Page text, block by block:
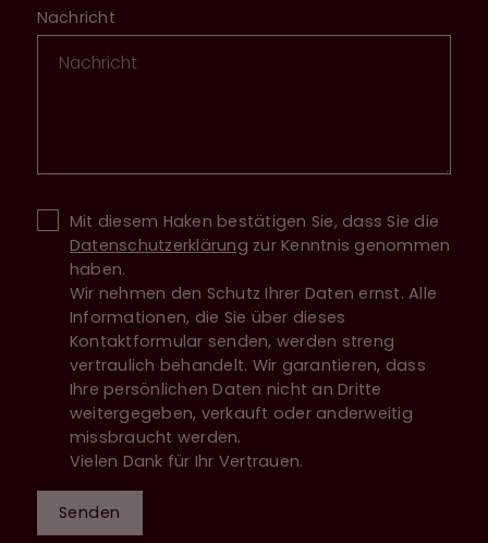
Nachricht
Mit diesem Haken bestätigen Sie, dass Sie die
Datenschutzerklärung zur Kenntnis genommen
haben.
Wir nehmen den Schutz Ihrer Daten ernst. Alle
Informationen, die Sie über dieses
Kontaktformular senden, werden streng
vertraulich behandelt. Wir garantieren, dass
Ihre persönlichen Daten nicht an Dritte
weitergegeben, verkauft oder anderweitig
missbraucht werden.
Vielen Dank für Ihr Vertrauen.
Senden